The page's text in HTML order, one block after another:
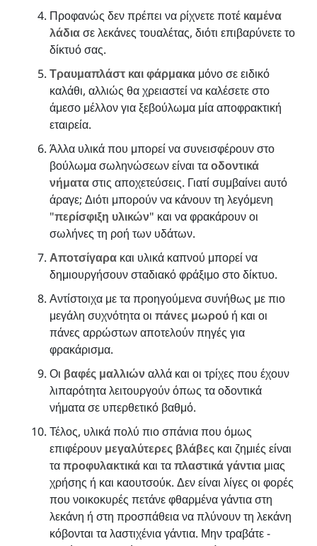
Προφανώς δεν πρέπει να ρίχνετε ποτέ καμένα
λάδιασε λεκάνες τουαλέτας, διότι επιβαρύνετε το
δίκτυό σας.
Τραυμαπλάστ και φάρμακα μόνο σε ειδικό
καλάθι, αλλιώς θα χρειαστεί να καλέσετε στο
άμεσο μέλλον για ξεβούλωμα μία αποφρακτική
εταιρεία.
Άλλα υλικά που μπορεί να συνεισφέρουν στο
βούλωμα σωληνώσεων είναι ταοδοντικά
νήματαστις αποχετεύσεις. Γιατί συμβαίνει αυτό
άραγε; Διότι μπορούν να κάνουν τη λεγόμενη
"περίσφιξη υλικών" και να φρακάρουν οι
σωλήνες τη ροή των υδάτων.
Αποτσίγαρα και υλικά καπνού μπορεί να
δημιουργήσουν σταδιακό φράξιμο στο δίκτυο.
Αντίστοιχα με τα προηγούμενα συνήθως με πιο
μεγάλη συχνότητα οι πάνες μωρού ή και οι
πάνες αρρώστων αποτελούν πηγές για
φρακάρισμα.
Οι βαφές μαλλιώναλλά και οι τρίχες που έχουν
λιπαρότητα λειτουργούν όπως τα οδοντικά
νήματα σε υπερθετικό βαθμό.
Τέλος, υλικά πολύ πιο σπάνια που όμως
επιφέρουν μεγαλύτερες βλάβες και ζημιές είναι
ταπροφυλακτικά και ταπλαστικά γάντια μιας
χρήσης ή και καουτσούκ. Δεν είναι λίγες οι φορές
που νοικοκυρές πετάνε φθαρμένα γάντια στη
λεκάνη ή στη προσπάθεια να πλύνουν τη λεκάνη
κόβονται τα λαστιχένια γάντια. Μην τραβάτε -